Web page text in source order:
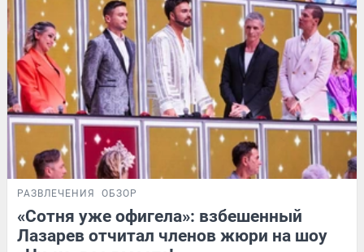
РАЗВЛЕЧЕНИЯ ОБЗОР
«Сотня уже офигела»: взбешенный
Лазарев отчитал членов жюри на шоу